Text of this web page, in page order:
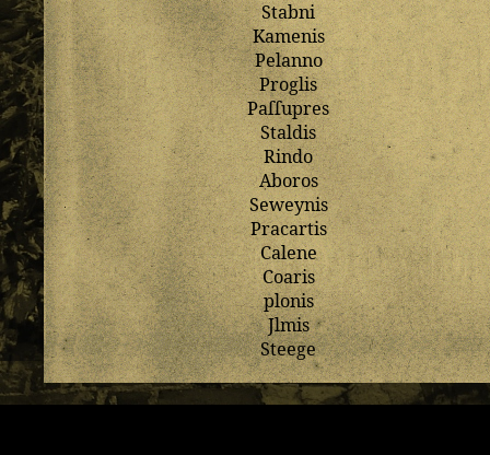
Stabni
Kamenis
Pelanno
Proglis
Paſſupres
Staldis
Rindo
Aboros
Seweynis
Pracartis
Calene
Coaris
plonis
Jlmis
Steege